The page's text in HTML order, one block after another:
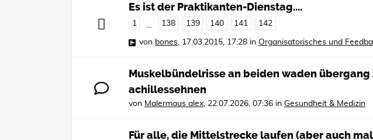
Es ist der Praktikanten-Dienstag....
1 … 138 139 140 141 142
von bones, 17.03.2015, 17:28 in Organisatorisches und
Muskelbündelrisse an beiden waden übergang
achillessehnen
von Malermaus alex, 22.07.2026, 07:36 in Gesundheit & Medizin
Für alle, die Mittelstrecke laufen (aber auch